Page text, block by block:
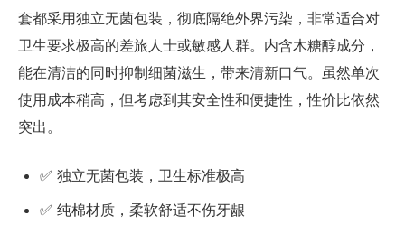
套都采用独立无菌包装，彻底隔绝外界污染，非常适合对
卫生要求极高的差旅人士或敏感人群。内含木糖醇成分，
能在清洁的同时抑制细菌滋生，带来清新口气。虽然单次
使用成本稍高，但考虑到其安全性和便捷性，性价比依然
突出。
✅ 独立无菌包装，卫生标准极高
✅ 纯棉材质，柔软舒适不伤牙龈